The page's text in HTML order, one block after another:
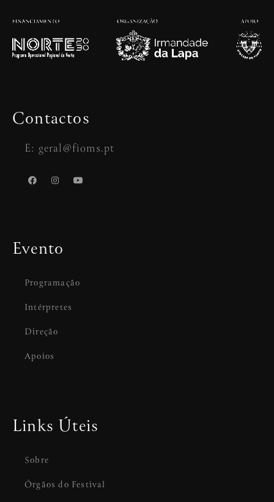
Contactos
E: geral@fioms.pt
Evento
Programação
Intérpretes
Direção
Apoios
Links Úteis
Sobre
Órgãos do Festival